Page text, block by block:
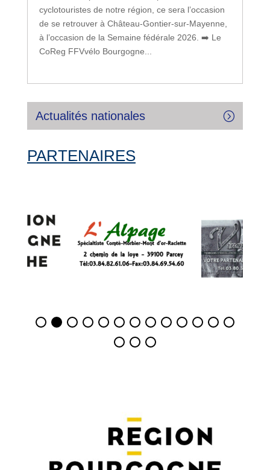
cyclotouristes de notre région, ce sera l’occasion
de se retrouver à Château-Gontier-sur-Mayenne,
à l’occasion de la Semaine fédérale 2026. ➡️ Le
CoReg FFVvélo Bourgogne...
Actualités nationales
PARTENAIRES